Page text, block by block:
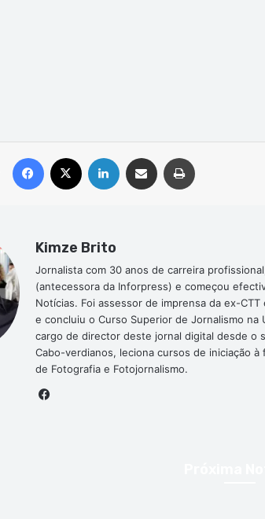
Facebook Linkedin Compartilhar via e-mail
Kimze Brito
Jornalista com 30 anos de carreira
(antecessora da Inforpress) e começou
Notícias. Foi assessor de imprensa da ex-
e concluiu o Curso Superior de Jornalismo
cargo de director deste jornal digital desde o
Cabo-verdianos, leciona cursos de iniciação
de Fotografia e Fotojornalismo.